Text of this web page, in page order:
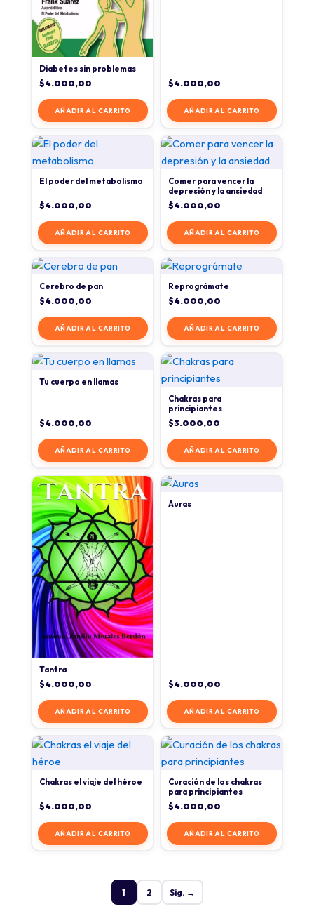
Diabetes sin problemas
$4.000,00
AÑADIR AL CARRITO
$4.000,00
AÑADIR AL CARRITO
El poder del metabolismo
$4.000,00
AÑADIR AL CARRITO
Comer para vencer la
depresión y la ansiedad
$4.000,00
AÑADIR AL CARRITO
Cerebro de pan
$4.000,00
AÑADIR AL CARRITO
Reprográmate
$4.000,00
AÑADIR AL CARRITO
Tu cuerpo en llamas
$4.000,00
AÑADIR AL CARRITO
Chakras para
principiantes
$3.000,00
AÑADIR AL CARRITO
Tantra
$4.000,00
AÑADIR AL CARRITO
Auras
$4.000,00
AÑADIR AL CARRITO
Chakras el viaje del héroe
$4.000,00
AÑADIR AL CARRITO
Curación de los chakras
para principiantes
$4.000,00
AÑADIR AL CARRITO
1 2 Sig. →